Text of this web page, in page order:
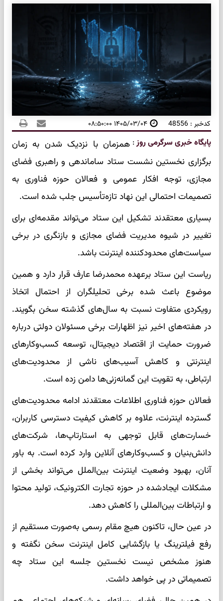
کدخبر : 48556 ۱۴۰۵/۰۳/۰۴ ۰۸:۵۰:۰۰
پایگاه خبری سرگرمی روز: همزمان با نزدیک شدن به زمان
برگزاری نخستین نشست ستاد ساماندهی و راهبری فضای
مجازی، توجه افکار عمومی و فعالان حوزه فناوری به
تصمیمات احتمالی این نهاد تازه‌تأسیس جلب شده است.
بسیاری معتقدند تشکیل این ستاد می‌تواند مقدمه‌ای برای
تغییر در شیوه مدیریت فضای مجازی و بازنگری در برخی
سیاست‌های محدودکننده اینترنت باشد.
ریاست این ستاد برعهده محمدرضا عارف قرار دارد و همین
موضوع باعث شده برخی تحلیلگران از احتمال اتخاذ
رویکردی متفاوت نسبت به سال‌های گذشته سخن بگویند.
در هفته‌های اخیر نیز اظهارات برخی مسئولان دولتی درباره
ضرورت حمایت از اقتصاد دیجیتال، توسعه کسب‌وکارهای
اینترنتی و کاهش آسیب‌های ناشی از محدودیت‌های
ارتباطی، به تقویت این گمانه‌زنی‌ها دامن زده است.
فعالان حوزه فناوری اطلاعات معتقدند ادامه محدودیت‌های
گسترده اینترنت، علاوه بر کاهش کیفیت دسترسی کاربران،
خسارت‌های قابل توجهی به استارتاپ‌ها، شرکت‌های
دانش‌بنیان و کسب‌وکارهای آنلاین وارد کرده است. به باور
آنان، بهبود وضعیت اینترنت بین‌الملل می‌تواند بخشی از
مشکلات ایجادشده در حوزه تجارت الکترونیک، تولید محتوا
و ارتباطات بین‌المللی را کاهش دهد.
در عین حال، تاکنون هیچ مقام رسمی به‌صورت مستقیم از
رفع فیلترینگ یا بازگشایی کامل اینترنت سخن نگفته و
هنوز مشخص نیست نخستین جلسه این ستاد چه
تصمیماتی در پی خواهد داشت.